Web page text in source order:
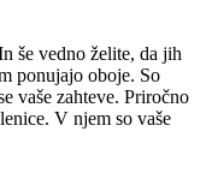
še vedno želite, da jih
ponujajo oboje. So
vaše zahteve. Priročno
V njem so vaše